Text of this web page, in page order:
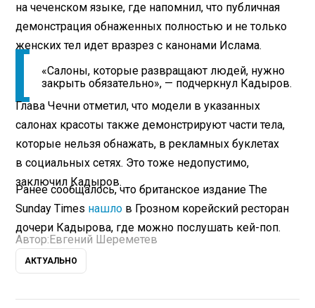
на чеченском языке, где напомнил, что публичная
демонстрация обнаженных полностью и не только
женских тел идет вразрез с канонами Ислама.
«Салоны, которые развращают людей, нужно
закрыть обязательно», — подчеркнул Кадыров.
Глава Чечни отметил, что модели в указанных
салонах красоты также демонстрируют части тела,
которые нельзя обнажать, в рекламных буклетах
в социальных сетях. Это тоже недопустимо,
заключил Кадыров.
Ранее сообщалось, что британское издание The
Sunday Times нашло в Грозном корейский ресторан
дочери Кадырова, где можно послушать кей-поп.
Автор:Евгений Шереметев
АКТУАЛЬНО